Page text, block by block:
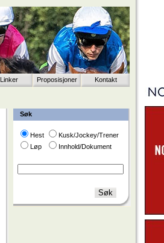
Linker Proposisjoner Kontakt
Søk
Hest
Kusk/Jockey/Trener
Løp
Innhold/Dokument